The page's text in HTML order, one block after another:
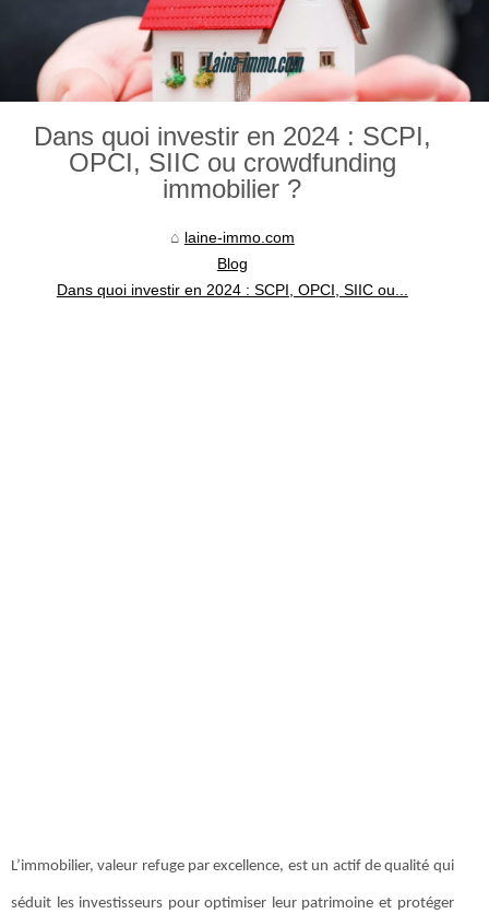
Dans quoi investir en 2024 : SCPI,
OPCI, SIIC ou crowdfunding
immobilier ?
laine-immo.com
Blog
Dans quoi investir en 2024 : SCPI, OPCI, SIIC ou...
L’immobilier, valeur refuge par excellence, est un actif de qualité qui
séduit les investisseurs pour optimiser leur patrimoine et protéger